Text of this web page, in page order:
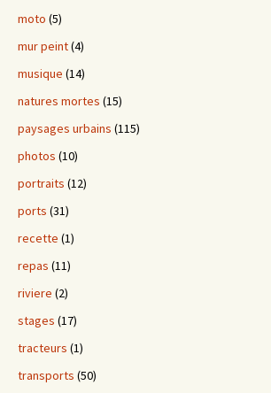
moto (5)
mur peint(4)
musique (14)
natures mortes (15)
paysages urbains (115)
photos (10)
portraits (12)
ports (31)
recette (1)
repas (11)
riviere (2)
stages (17)
tracteurs (1)
transports (50)